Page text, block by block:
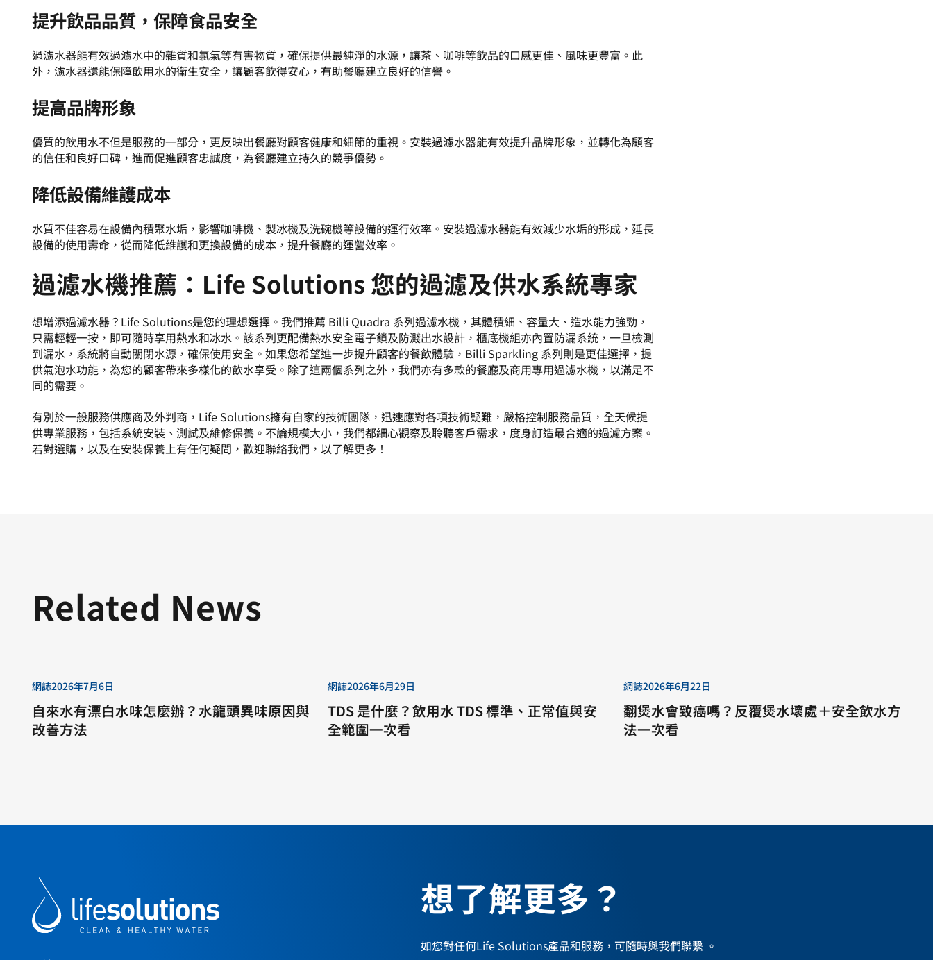
提升飲品品質，保障食品安全
過濾水器能有效過濾水中的雜質和氯氣等有害物質，確保提供最純淨的水源，讓茶、咖啡等飲品的口感更佳、風味更豐富。此
外，濾水器還能保障飲用水的衛生安全，讓顧客飲得安心，有助餐廳建立良好的信譽。
提高品牌形象
優質的飲用水不但是服務的一部分，更反映出餐廳對顧客健康和細節的重視。安裝過濾水器能有效提升品牌形象，並轉化為顧客
的信任和良好口碑，進而促進顧客忠誠度，為餐廳建立持久的競爭優勢。
降低設備維護成本
水質不佳容易在設備內積聚水垢，影響咖啡機、製冰機及洗碗機等設備的運行效率。安裝過濾水器能有效減少水垢的形成，延長
設備的使用壽命，從而降低維護和更換設備的成本，提升餐廳的運營效率。
過濾水機推薦 ：Life Solutions 您的過濾及供水系統專家
想增添過濾水器？Life Solutions是您的理想選擇。我們推薦 Billi Quadra 系列過濾水機 ，其體積細、容量大、造水能力強勁，
只需輕輕一按，即可隨時享用熱水和冰水。該系列更配備熱水安全電子鎖及防濺出水設計，櫃底機組亦內置防漏系統，一旦檢測
到漏水，系統將自動關閉水源，確保使用安全。如果您希望進一步提升顧客的餐飲體驗， Billi Sparkling 系列則是更佳選擇，提
供氣泡水功能，為您的顧客帶來多樣化的飲水享受。除了這兩個系列之外，我們亦有多款的餐廳及商用專用過濾水機 ，以滿足不
同的需要。
有別於一般服務供應商及外判商，Life Solutions擁有自家的技術團隊，迅速應對各項技術疑難，嚴格控制服務品質，全天候提
供專業服務，包括系統安裝、測試及維修保養。不論規模大小，我們都細心觀察及聆聽客戶需求，度身訂造最合適的過濾方案。
若對選購，以及在安裝保養上有任何疑問，歡迎聯絡我們 ，以了解更多！
Related News
網誌2026年7月6日
自來水有漂白水味怎麼辦？水龍頭異味原因與
改善方法
網誌2026年6月29日
TDS 是什麼？飲用水 TDS 標準、正常值與安
全範圍一次看
網誌2026年6月22日
翻煲水會致癌嗎？反覆煲水壞處＋安全飲水方
法一次看
想了解更多？
如您對任何Life Solutions產品和服務，可隨時與我們聯繫 。